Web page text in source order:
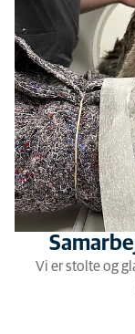
Vi er stolte og